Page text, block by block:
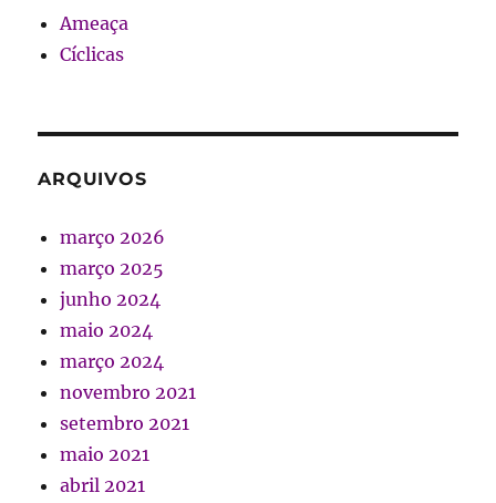
Ameaça
Cíclicas
ARQUIVOS
março 2026
março 2025
junho 2024
maio 2024
março 2024
novembro 2021
setembro 2021
maio 2021
abril 2021